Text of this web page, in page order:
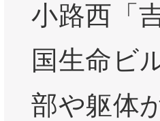
小路西「
国生命ビ
部や躯体